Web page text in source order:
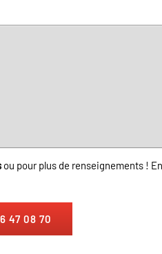
ou pour plus de renseignements !
47 08 70